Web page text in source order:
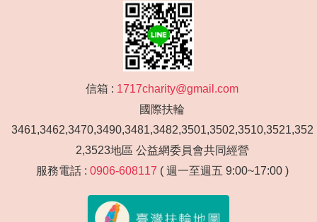
信箱 : 1717charity@gmail.com
國際扶輪
3461,3462,3470,3490,3481,3482,3501,3502,3510,3521,352
2,3523地區 公益網委員會共同經營
服務電話 : 0906-608117 ( 週一至週五 9:00~17:00 )